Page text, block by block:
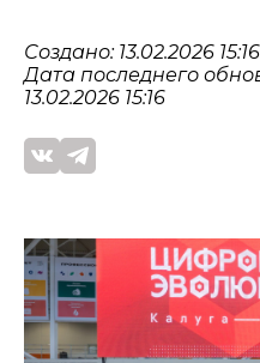
Создано: 13.02.2026 15:16
Дата последнего
13.02.2026 15:16